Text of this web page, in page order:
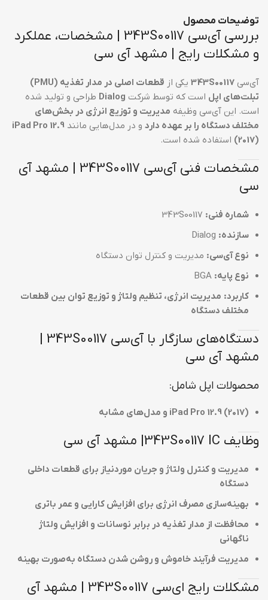
توضیحات محصول
بررسی آی‌سی 343S00117 | مشخصات، عملکرد
و مشکلات رایج | مشهد آی سی
آی‌سی 343S00117 یکی از
قطعات اصلی در مدار تغذیه (PMU)
تبلت‌های اپل است که توسط شرکت Dialog طراحی و تولید شده
است. این آی‌سی وظیفه مدیریت و توزیع انرژی در بخش‌های
مختلف دستگاه را بر عهده دارد و در مدل‌هایی مانند iPad Pro 12.9
(2017) استفاده شده است.
مشخصات فنی آی‌سی 343S00117 | مشهد آی
سی
شماره فنی:
سازنده:
نوع آی‌سی: مدیریت و کنترل توان دستگاه
نوع پایه:
کاربرد: مدیریت انرژی، تنظیم ولتاژ و توزیع توان بین قطعات
مختلف دستگاه
مشهد آی سی
محصولات اپل شامل:
iPad Pro 12.9 (2017) و مدل‌های مشابه
وظایف 343S00117 IC| مشهد آی سی
مدیریت و کنترل ولتاژ و جریان موردنیاز برای قطعات داخلی
دستگاه
بهینه‌سازی مصرف انرژی برای افزایش کارایی و عمر باتری
محافظت از مدار تغذیه در برابر نوسانات و افزایش ولتاژ
ناگهانی
مدیریت فرآیند خاموش و روشن شدن دستگاه به‌صورت بهینه
مشکلات رایج ای‌سی 343S00117 | مشهد آی